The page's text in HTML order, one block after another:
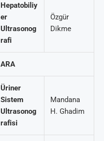
Hepatobiliy
er
Ultrasonog
rafi
Özgür
Dikme
ARA
Üriner
Sistem
Ultrasonog
rafisi
Mandana
H. Ghadim